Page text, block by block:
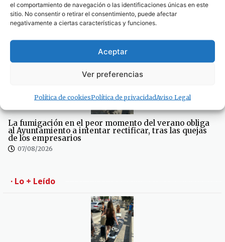
el comportamiento de navegación o las identificaciones únicas en este
sitio. No consentir o retirar el consentimiento, puede afectar
negativamente a ciertas características y funciones.
Aceptar
Ver preferencias
Política de cookiesPolítica de privacidadAviso Legal
La piscina de Tarifa suspende temporalmente su
La fumigación en el peor momento del verano obliga
al Ayuntamiento a intentar rectificar, tras las quejas
de los empresarios
07/08/2026
· Lo + Leído